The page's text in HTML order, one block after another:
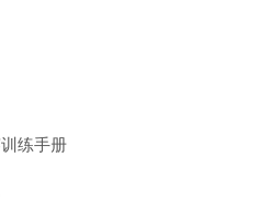
练手册